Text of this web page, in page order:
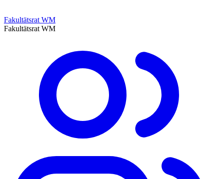
Fakultätsrat WM
Fakultätsrat WM